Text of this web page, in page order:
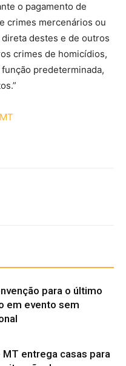
o pagamento de
crimes mercenários ou
destes e de outros
crimes de homicídios,
predeterminada,
para o último
em evento sem
MT entrega casas para